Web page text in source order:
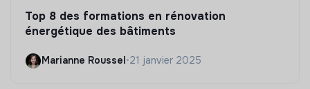
Top 8 des formations en rénovation
énergétique des bâtiments
Marianne Roussel•21 janvier 2025